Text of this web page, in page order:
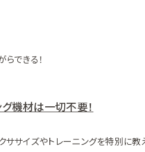
できる！
機材は一切不要！
ササイズやトレーニングを特別に教